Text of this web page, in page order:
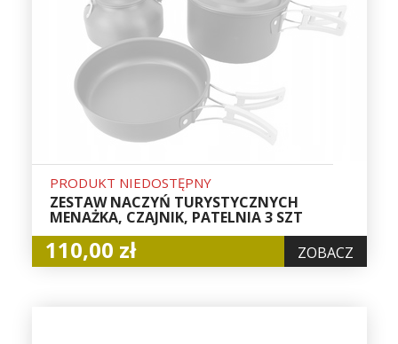
PRODUKT NIEDOSTĘPNY
ZESTAW NACZYŃ TURYSTYCZNYCH
MENAŻKA, CZAJNIK, PATELNIA 3 SZT
110,00 zł ZOBACZ